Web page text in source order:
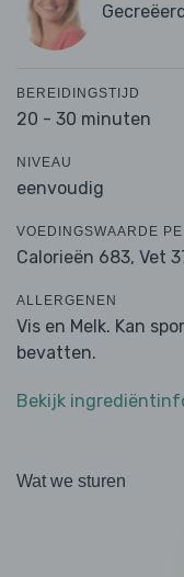
BEREIDINGSTIJD
20 - 30 minuten
NIVEAU
eenvoudig
VOEDINGSWAARDE
Calorieën 683, Vet
ALLERGENEN
Vis en Melk. Kan
bevatten.
Bekijk
Wat we sturen